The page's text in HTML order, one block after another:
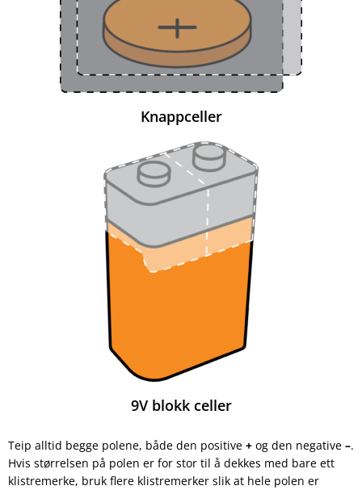
Knappceller
9V blokk celler
Teip alltid begge polene, både den positive + og den negative –.
Hvis størrelsen på polen er for stor til å dekkes med bare ett
klistremerke, bruk flere klistremerker slik at hele polen er